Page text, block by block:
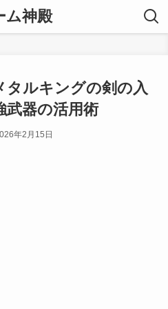
ム神殿
タルキングの剣の入
武器の活用術
年2月15日